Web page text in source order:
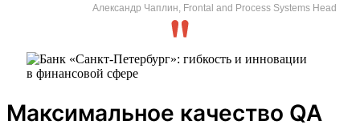
Александр Чаплин, Frontal and Process Systems Head
Максимальное качество QA